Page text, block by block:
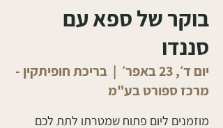
בוקר של ספא עם
סננדו
יום ד׳, 23 באפר׳
  |
בריכת חופיתקין -
מרכז ספורט בע"מ
מוזמנים ליום פתוח שמטרתו לתת לכם